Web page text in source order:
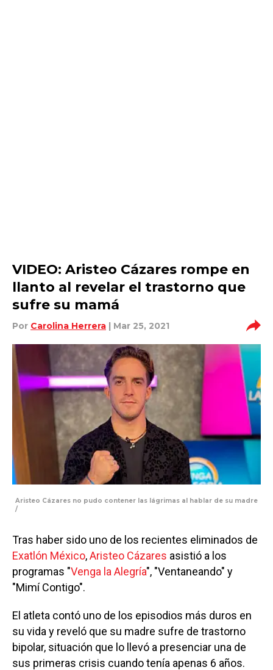
VIDEO: Aristeo Cázares rompe en
llanto al revelar el trastorno que
sufre su mamá
Por Carolina Herrera | Mar 25, 2021
Aristeo Cázares no pudo contener las lágrimas al hablar de su madre
/
Tras haber sido uno de los recientes eliminados de
Exatlón México,Aristeo Cázares asistió a los
programas "Venga la Alegría", "Ventaneando" y
"Mimí Contigo".
El atleta contó uno de los episodios más duros en
su vida y reveló que su madre sufre de trastorno
bipolar, situación que lo llevó a presenciar una de
sus primeras crisis cuando tenía apenas 6 años.